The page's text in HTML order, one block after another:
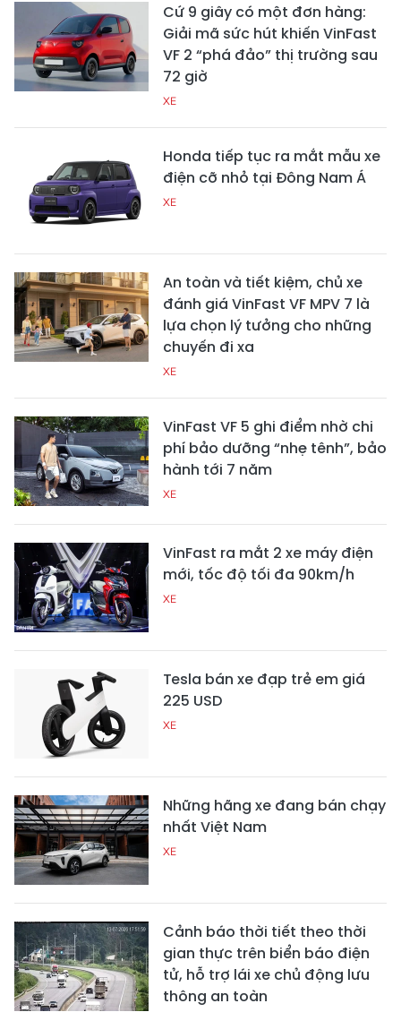
Cứ 9 giây có một đơn hàng:
Giải mã sức hút khiến VinFast
VF 2 “phá đảo” thị trường sau
72 giờ
XE
Honda tiếp tục ra mắt mẫu xe
điện cỡ nhỏ tại Đông Nam Á
XE
An toàn và tiết kiệm, chủ xe
đánh giá VinFast VF MPV 7 là
lựa chọn lý tưởng cho những
chuyến đi xa
XE
VinFast VF 5 ghi điểm nhờ chi
phí bảo dưỡng “nhẹ tênh”, bảo
hành tới 7 năm
XE
VinFast ra mắt 2 xe máy điện
mới, tốc độ tối đa 90km/h
XE
Tesla bán xe đạp trẻ em giá
225 USD
XE
Những hãng xe đang bán chạy
nhất Việt Nam
XE
Cảnh báo thời tiết theo thời
gian thực trên biển báo điện
tử, hỗ trợ lái xe chủ động lưu
thông an toàn